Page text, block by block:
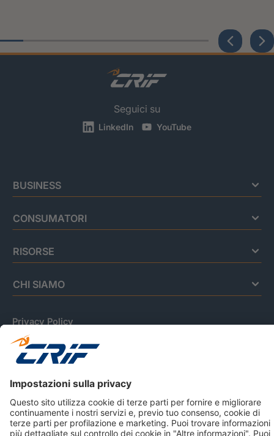
Seguici su
LinkedIn YouTube
BUSINESS
CONSUMATORI
RISORSE
CHI SIAMO
Privacy Policy
Cookie Policy
Informativa Dati Personali
CRIF Business Ethics
Informativa Privacy Relativa Al Sistema Di Informazioni
Creditizie